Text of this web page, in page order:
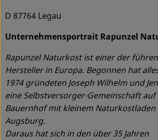
D 87764 Legau
Unternehmensportrait Rapunzel
Rapunzel Naturkost ist einer der
Hersteller in Europa. Begonnen hat
1974 gründeten Joseph Wilhelm und
eine Selbstversorger-Gemeinschaft auf
Bauernhof mit kleinem Naturkostladen
Augsburg.
Daraus hat sich in den über 35 Jahren